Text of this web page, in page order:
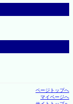
ページトップへ
マイページへ